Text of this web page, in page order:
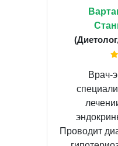
Врач-
Проводит